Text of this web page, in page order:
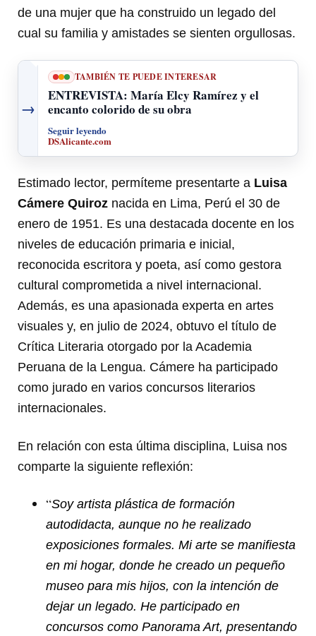
de una mujer que ha construido un legado del
cual su familia y amistades se sienten orgullosas.
→
TAMBIÉN TE PUEDE INTERESAR
ENTREVISTA: María Elcy Ramírez y el
encanto colorido de su obra
Seguir leyendo
DSAlicante.com
Estimado lector, permíteme presentarte a Luisa
Cámere Quiroz nacida en Lima, Perú el 30 de
enero de 1951. Es una destacada docente en los
niveles de educación primaria e inicial,
reconocida escritora y poeta, así como gestora
cultural comprometida a nivel internacional.
Además, es una apasionada experta en artes
visuales y, en julio de 2024, obtuvo el título de
Crítica Literaria otorgado por la Academia
Peruana de la Lengua. Cámere ha participado
como jurado en varios concursos literarios
internacionales.
En relación con esta última disciplina, Luisa nos
comparte la siguiente reflexión:
“Soy artista plástica de formación
autodidacta, aunque no he realizado
exposiciones formales. Mi arte se manifiesta
en mi hogar, donde he creado un pequeño
museo para mis hijos, con la intención de
dejar un legado. He participado en
concursos como Panorama Art, presentando